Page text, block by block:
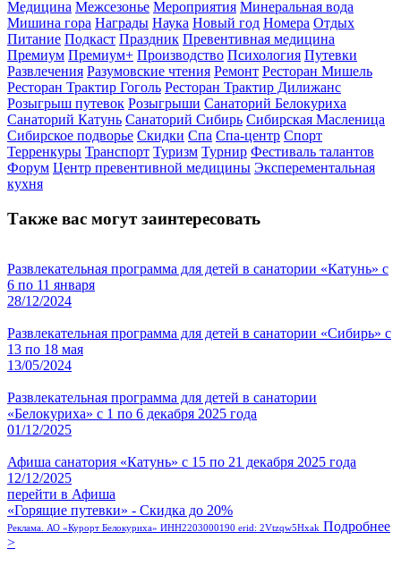
Медицина Межсезонье Мероприятия Минеральная вода
Мишина гора Награды Наука Новый год Номера Отдых
Питание Подкаст Праздник Превентивная медицина
Премиум Премиум+ Производство Психология Путевки
Развлечения Разумовские чтения Ремонт Ресторан Мишель
Ресторан Трактир Гоголь Ресторан Трактир Дилижанс
Розыгрыш путевок Розыгрыши Санаторий Белокуриха
Санаторий Катунь Санаторий Сибирь Сибирская Масленица
Сибирское подворье Скидки Спа Спа-центр Спорт
Терренкуры Транспорт Туризм Турнир Фестиваль талантов
Форум Центр превентивной медицины Эксперементальная
кухня
Также вас могут заинтересовать
Развлекательная программа для детей в санатории «Катунь» с
6 по 11 января
28/12/2024
Развлекательная программа для детей в санатории «Сибирь» с
13 по 18 мая
13/05/2024
Развлекательная программа для детей в санатории
«Белокуриха» с 1 по 6 декабря 2025 года
01/12/2025
Афиша санатория «Катунь» с 15 по 21 декабря 2025 года
12/12/2025
перейти в Афиша
«Горящие путевки» - Скидка до 20%
Реклама. АО «Курорт Белокуриха» ИНН2203000190 erid: 2Vtzqw5Hxak Подробнее
>